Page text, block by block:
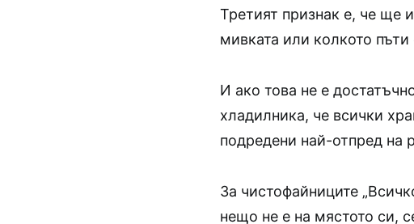
Третият признак е, че ще
мивката или колкото
И ако това не е
хладилника, че всички
подредени най-отпред на
За чистофайниците
нещо не е на мястото си,